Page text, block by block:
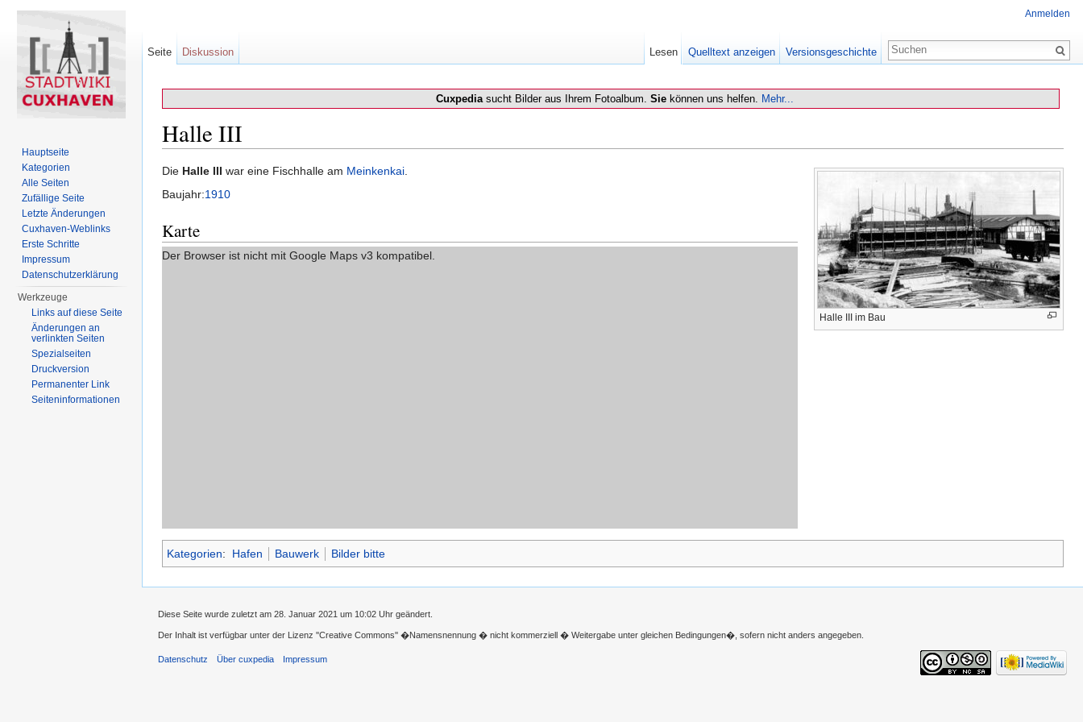
Cuxpediasucht Bilder aus Ihrem Fotoalbum. Sie können uns helfen. Mehr...
Halle III
Halle III im Bau
Die Halle III war eine Fischhalle am Meinkenkai
Baujahr:1910
Karte
Der Browser ist nicht mit Google Maps v3 kompatibel.
Kategorien: Hafen Bauwerk Bilder bitte
Anmelden
Seite Diskussion Lesen Quelltext anzeigen Versionsgeschichte
Hauptseite
Kategorien
Alle Seiten
Zufällige Seite
Letzte Änderungen
Cuxhaven-Weblinks
Erste Schritte
Impressum
Datenschutzerklärung
Werkzeuge
Links auf diese Seite
Änderungen an
verlinkten Seiten
Spezialseiten
Druckversion
Permanenter Link
Seiten­informationen
Diese Seite wurde zuletzt am 28. Januar 2021 um 10:02 Uhr geändert.
Der Inhalt ist verfügbar unter der Lizenz ''Creative Commons'' �Namensnennung � nicht kommerziell � Weitergabe unter gleichen Bedingungen�, sofern nicht anders angegeben.
Datenschutz Über cuxpedia Impressum